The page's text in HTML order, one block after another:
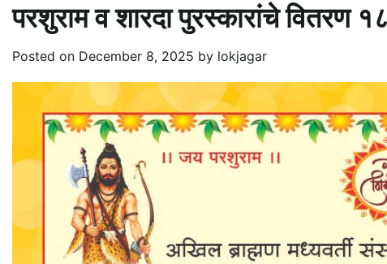
परशुराम व शारदा पुरस्कारांचे वितरण
Posted on December 8, 2025 by lokjagar